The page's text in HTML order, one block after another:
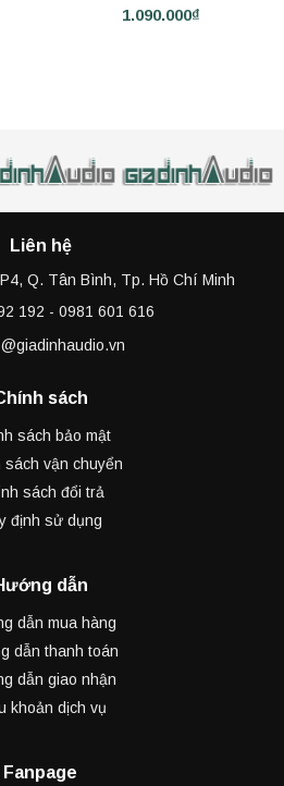
1.090.000₫
Liên hệ
Q. Tân Bình, Tp. Hồ Chí Minh
192 - 0981 601 616
sách
sách bảo mật
sách vận chuyển
sách đổi trả
định sử dụng
dẫn
dẫn mua hàng
dẫn thanh toán
dẫn giao nhận
khoản dịch vụ
Fanpage